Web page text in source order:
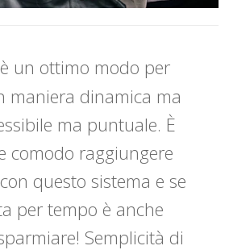
un ottimo modo per
maniera dinamica ma
ma puntuale. È
comodo raggiungere
questo sistema e se
per tempo è anche
Semplicità di